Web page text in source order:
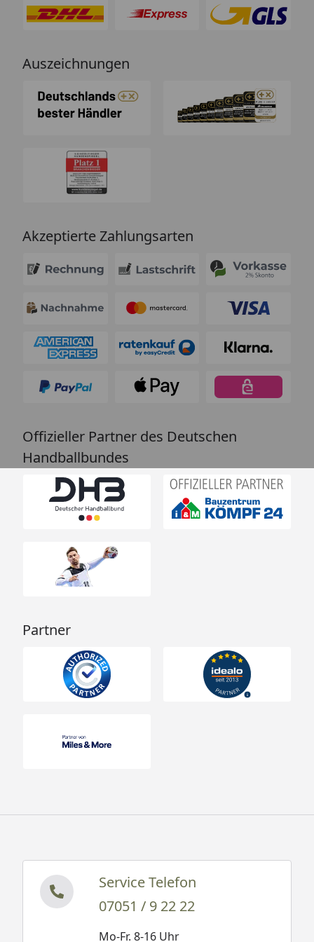
Auszeichnungen
Akzeptierte Zahlungsarten
Offizieller Partner des Deutschen
Handballbundes
Partner
Service Telefon
07051 / 9 22 22
Mo-Fr. 8-16 Uhr